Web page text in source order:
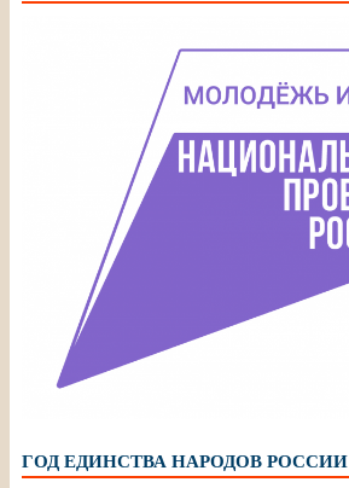
ГОД ЕДИНСТВА НАРОДОВ РОССИИ